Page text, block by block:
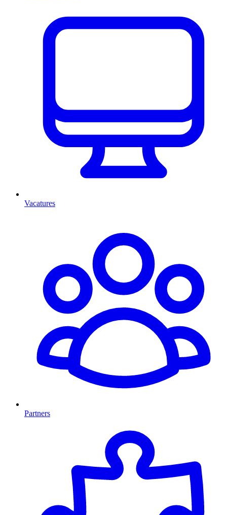
Vacatures
Partners